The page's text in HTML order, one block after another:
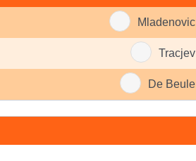
Mladenovic
Tracjev
De Beule